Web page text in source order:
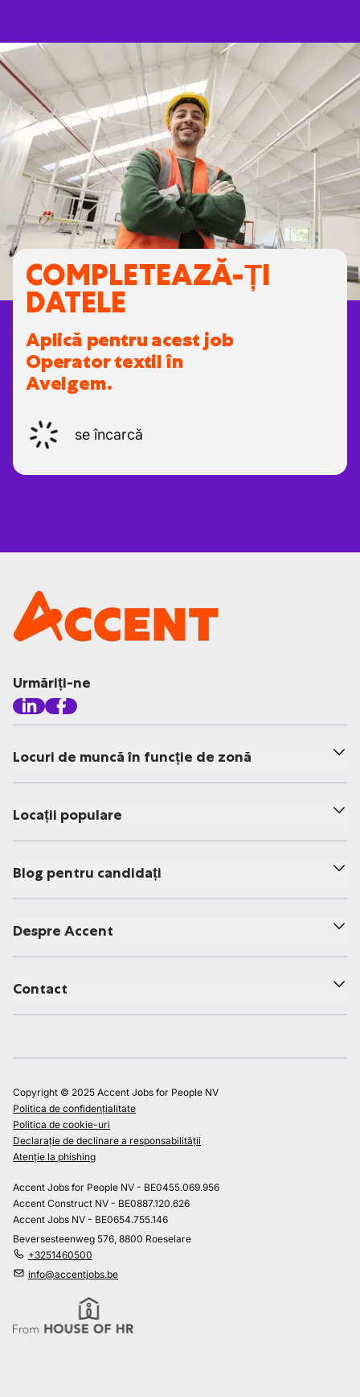
COMPLETEAZĂ-ȚI
DATELE
Aplică pentru acest job
Operator textil în
Avelgem.
se încarcă
Urmăriți-ne
Locuri de muncă în funcție de zonă
Locații populare
Blog pentru candidați
Despre Accent
Contact
Copyright © 2025 Accent Jobs for People NV
Politica de confidențialitate
Politica de cookie-uri
Declarație de declinare a responsabilității
Atenție la phishing
Accent Jobs for People NV - BE0455.069.956
Accent Construct NV - BE0887.120.626
Accent Jobs NV - BE0654.755.146
Beversesteenweg 576, 8800 Roeselare
+3251460500
info@accentjobs.be